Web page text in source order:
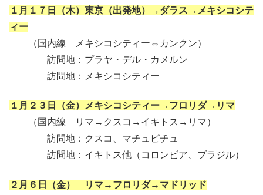
１月１７日（木）東京（出発地）→ダラス→メキシコシテ
ィー
（国内線 メキシコシティー⇔カンクン）
訪問地：プラヤ・デル・カメルン
訪問地：メキシコシティー
１月２３日（金）メキシコシティー→フロリダ→リマ
（国内線 リマ→クスコ→イキトス→リマ）
訪問地：クスコ、マチュピチュ
訪問地：イキトス他（コロンビア、ブラジル）
２月６日（金） リマ→フロリダ→マドリッド